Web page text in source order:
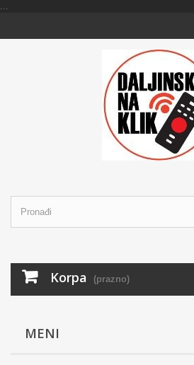
...
Korpa (prazno)
MENI